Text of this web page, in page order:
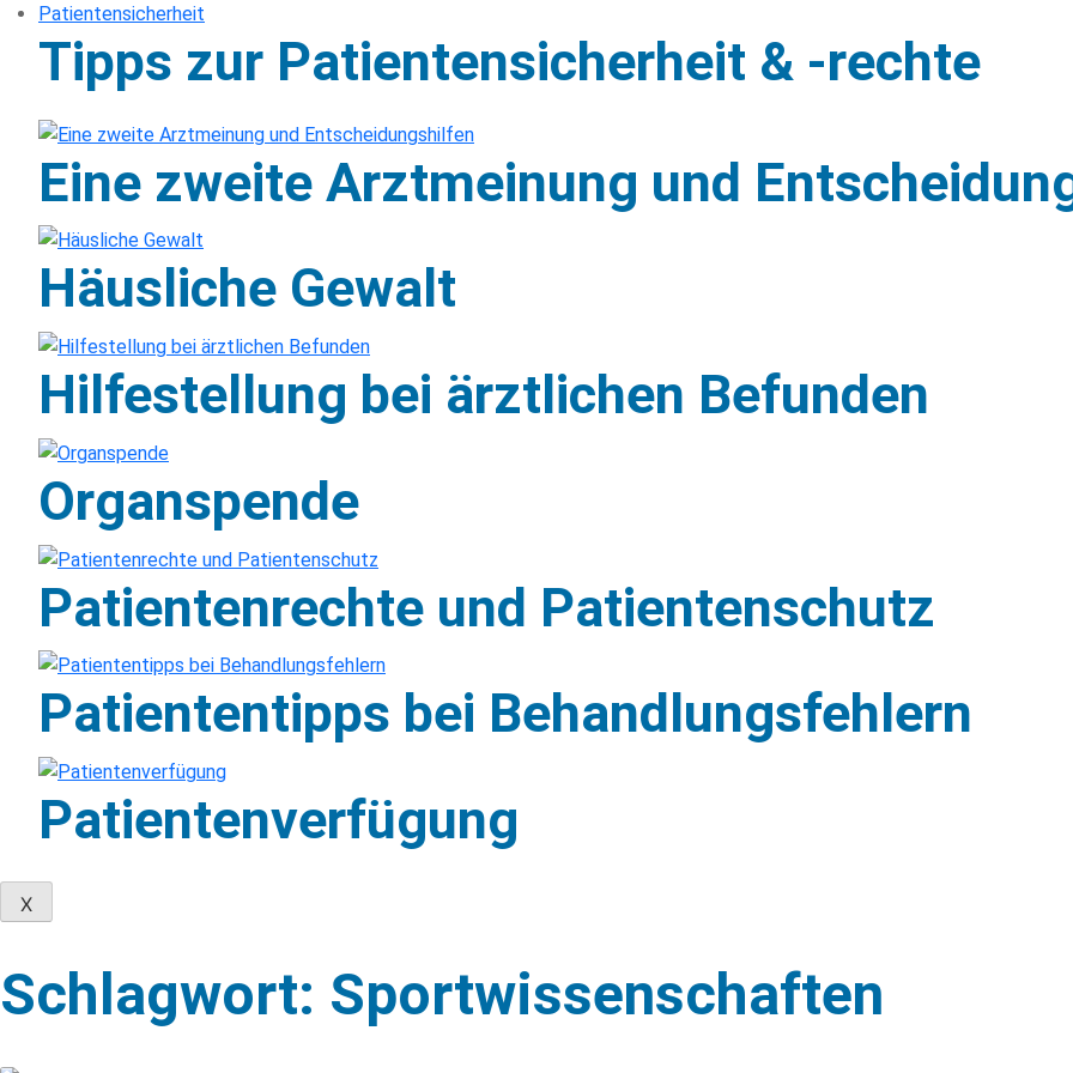
Patientensicherheit
Tipps zur Patientensicherheit & -rechte
Eine zweite Arztmeinung und
Häusliche Gewalt
Hilfestellung bei ärztlichen Befunden
Organspende
Patientenrechte und Patientenschutz
Patiententipps bei Behandlungsfehlern
Patientenverfügung
X
content
Schlagwort: Sportwissenschaften